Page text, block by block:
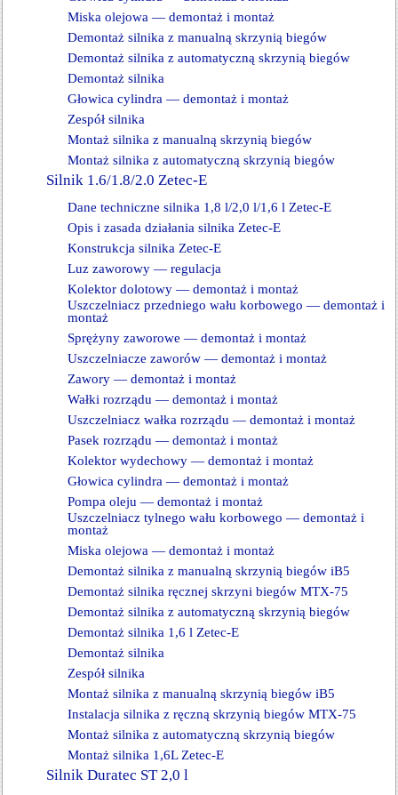
Miska olejowa — demontaż i montaż
Demontaż silnika z manualną skrzynią biegów
Demontaż silnika z automatyczną skrzynią biegów
Demontaż silnika
Głowica cylindra — demontaż i montaż
Zespół silnika
Montaż silnika z manualną skrzynią biegów
Montaż silnika z automatyczną skrzynią biegów
Silnik 1.6/1.8/2.0 Zetec-E
Dane techniczne silnika 1,8 l/2,0 l/1,6 l Zetec-E
Opis i zasada działania silnika Zetec-E
Konstrukcja silnika Zetec-E
Luz zaworowy — regulacja
Kolektor dolotowy — demontaż i montaż
Uszczelniacz przedniego wału korbowego — demontaż i
montaż
Sprężyny zaworowe — demontaż i montaż
Uszczelniacze zaworów — demontaż i montaż
Zawory — demontaż i montaż
Wałki rozrządu — demontaż i montaż
Uszczelniacz wałka rozrządu — demontaż i montaż
Pasek rozrządu — demontaż i montaż
Kolektor wydechowy — demontaż i montaż
Głowica cylindra — demontaż i montaż
Pompa oleju — demontaż i montaż
Uszczelniacz tylnego wału korbowego — demontaż i
montaż
Miska olejowa — demontaż i montaż
Demontaż silnika z manualną skrzynią biegów iB5
Demontaż silnika ręcznej skrzyni biegów MTX-75
Demontaż silnika z automatyczną skrzynią biegów
Demontaż silnika 1,6 l Zetec-E
Demontaż silnika
Zespół silnika
Montaż silnika z manualną skrzynią biegów iB5
Instalacja silnika z ręczną skrzynią biegów MTX-75
Montaż silnika z automatyczną skrzynią biegów
Montaż silnika 1,6L Zetec-E
Silnik Duratec ST 2,0 l